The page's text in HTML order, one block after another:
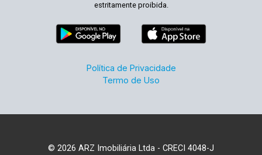
estritamente proibida.
Política de Privacidade
Termo de Uso
© 2026 ARZ Imobiliária Ltda - CRECI 4048-J